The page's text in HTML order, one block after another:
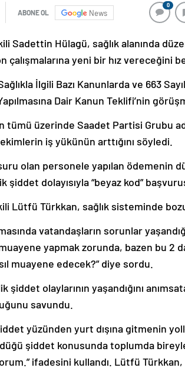
ABONE OL News
0
Sadettin Hülagü, sağlık alanında
çalışmalarına yeni bir hız vereceğini
İlgili Bazı Kanunlarda ve 663
Dair Kanun Teklifi’nin
üzerinde Saadet Partisi Grubu
iş yükünün arttığını söyledi.
olan personele yapılan ödemenin
şiddet dolayısıyla “beyaz kod”
Lütfü Türkkan, sağlık sisteminde
vatandaşların sorunlar
yapmak zorunda, bazen bu 2
muayene edecek?” diye sordu.
şiddet olaylarının yaşandığını
savundu.
yüzünden yurt dışına gitmenin
şiddet konusunda toplumda
ifadesini kullandı. Lütfü